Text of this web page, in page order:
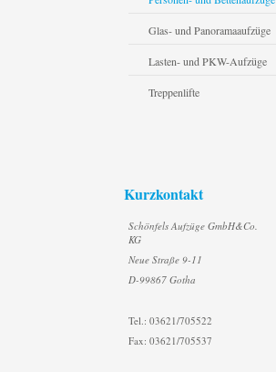
Glas- und Panoramaaufzüge
Lasten- und PKW-Aufzüge
Treppenlifte
Kurzkontakt
Schönfels Aufzüge GmbH&Co.
KG
Neue Straße 9-11
D-99867 Gotha
Tel.: 03621/705522
Fax: 03621/705537